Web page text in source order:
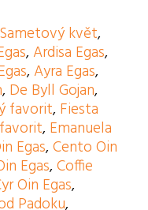
květ,
, Ardisa Egas,
, Ayra Egas,
, De Byll Gojan,
favorit, Fiesta
, Emanuela
Egas,Cento Oin
Egas,Coffie
Oin Egas,
Padoku,